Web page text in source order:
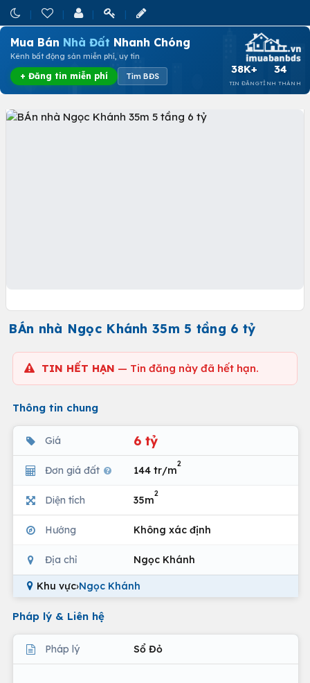
Mua Bán Nhà Đất Nhanh Chóng
Kênh bất động sản miễn phí, uy tín
+ Đăng tin miễn phí Tìm BĐS
38K+
TIN ĐĂNG
34
TỈNH THÀNH
BÁn nhà Ngọc Khánh 35m 5 tầng 6 tỷ
TIN HẾT HẠN — Tin đăng này đã hết hạn.
Thông tin chung
Giá 6 tỷ
Đơn giá đất 144 tr/m
2
Diện tích 35m
2
Hướng Không xác định
Địa chỉ Ngọc Khánh
Khu vực›Ngọc Khánh
Pháp lý & Liên hệ
Pháp lý Sổ Đỏ